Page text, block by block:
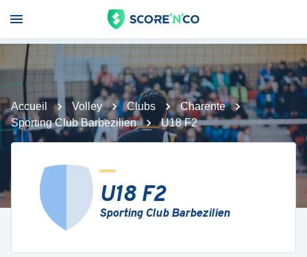
Accueil Volley Clubs
Charente
Sporting Club Barbezilien
U18 F2
U18 F2
Sporting Club Barbezilien